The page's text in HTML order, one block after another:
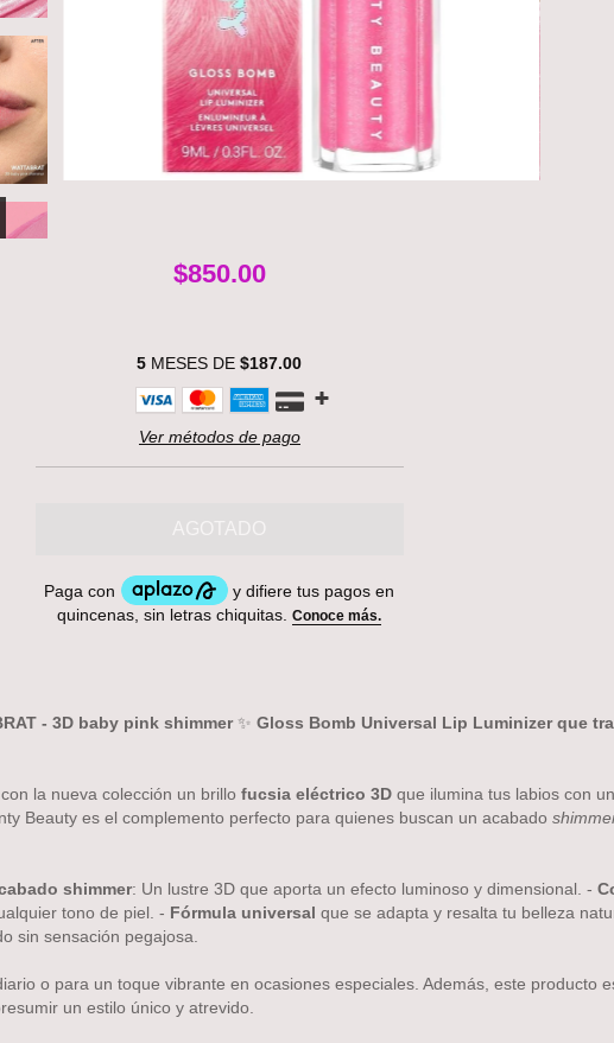
$850.00
5 MESES DE$187.00
Ver métodos de pago
- 3D baby pink shimmer✨ Gloss Bomb Universal Lip Luminizer que
la nueva colección un brillo fucsia eléctrico 3Dque ilumina tus labios con
Beauty es el complemento perfecto para quienes buscan un acabado
shimmer: Un lustre 3D que aporta un efecto luminoso y dimensional. -
tono de piel. - Fórmula universal que se adapta y resalta tu belleza
sin sensación pegajosa.
o para un toque vibrante en ocasiones especiales. Además, este producto
un estilo único y atrevido.